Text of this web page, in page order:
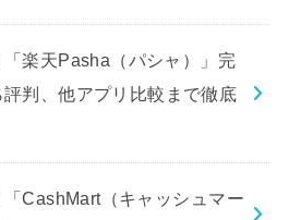
楽天Pasha（パシャ）」完
判、他アプリ比較まで徹底
CashMart（キャッシュマー